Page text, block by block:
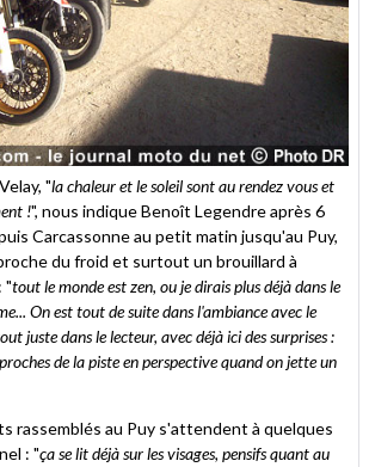
"la chaleur et le soleil sont au rendez vous et
!", nous indique Benoît Legendre après 6
Carcassonne au petit matin jusqu'au Puy,
du froid et surtout un brouillard à
"tout le monde est zen, ou je dirais plus déjà dans le
On est tout de suite dans l'ambiance avec le
juste dans le lecteur, avec déjà ici des surprises :
de la piste en perspective quand on jette un
rassemblés au Puy s'attendent à quelques
: "ça se lit déjà sur les visages, pensifs quant au